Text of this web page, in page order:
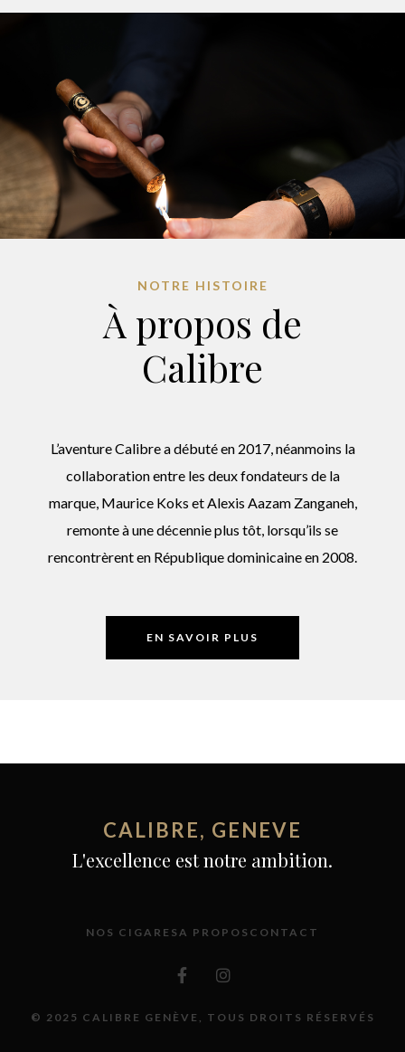
NOTRE HISTOIRE
À propos de
Calibre
L’aventureCalibrea débuté en 2017,néanmoins la
collaboration entre les deuxfondateurs de la
marque, Maurice Koks et Alexis Aazam Zanganeh,
remonteàune décennie plus tôt, lorsqu’ils se
rencontrèrenten République dominicaineen 2008.
EN SAVOIR PLUS
CALIBRE, GENEVE
L'excellence est notre ambition.
NOS CIGARES A PROPOS CONTACT
© 2025 CALIBRE GENÈVE, TOUS DROITS RÉSERVÉS